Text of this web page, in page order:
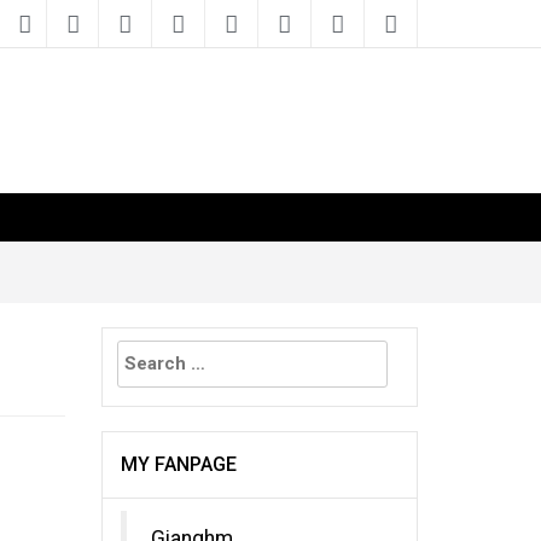
Search
for:
MY FANPAGE